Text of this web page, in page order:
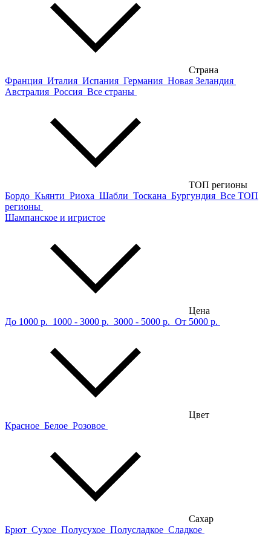
Страна
Франция Италия Испания Германия Новая Зеландия
Австралия Россия Все страны
ТОП регионы
Бордо Кьянти Риоха Шабли Тоскана Бургундия Все ТОП
регионы
Шампанское и игристое
Цена
До 1000 р. 1000 - 3000 р. 3000 - 5000 р. От 5000 р.
Цвет
Красное Белое Розовое
Сахар
Брют Сухое Полусухое Полусладкое Сладкое